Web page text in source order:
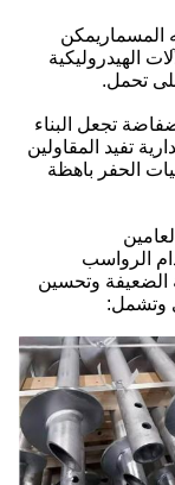
المسماريمكن
الهيدروليكية
تحمل.
تجعل البناء
تفيد المقاولين
الحفر باهظة
الرواسب
الضعيفة وتحسين
وتشمل: